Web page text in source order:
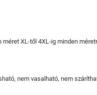
XL-től 4XL-ig minden
nem vasalható, nem